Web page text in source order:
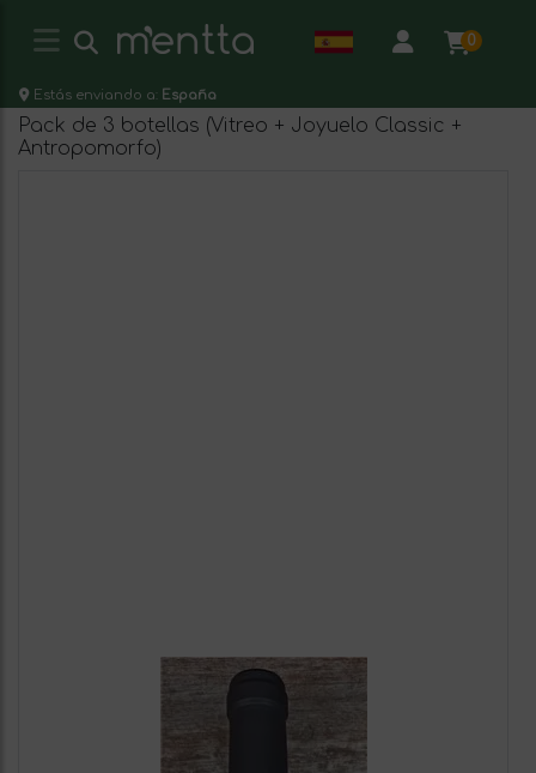
0
Estás enviando a: España
Pack de 3 botellas (Vitreo + Joyuelo Classic +
Antropomorfo)